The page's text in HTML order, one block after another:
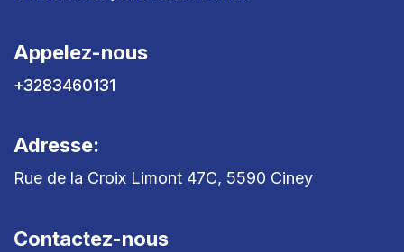
Appelez-nous
+3283460131
Adresse:
Rue de la Croix Limont 47C, 5590 Ciney
Contactez-nous